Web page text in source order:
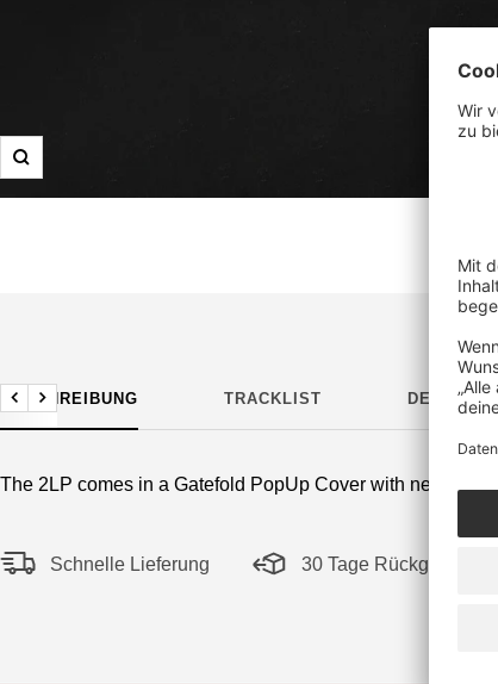
Zoom
BESCHREIBUNG TRACKLIST DETAILS
ZurückWeiter
The 2LP comes in a Gatefold PopUp Cover with new layout.
Schnelle Lieferung 30 Tage Rückgaberecht